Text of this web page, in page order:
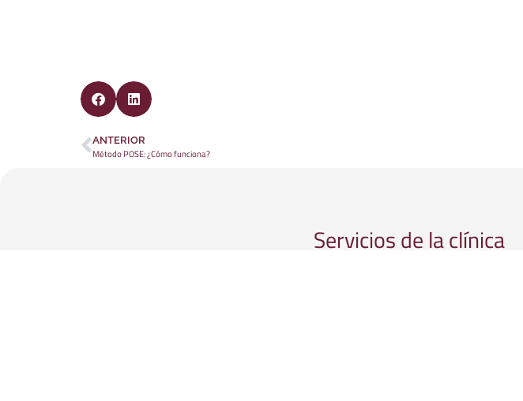
ANTERIOR
Método POSE: ¿Cómo funciona?
Servicios de la clínica